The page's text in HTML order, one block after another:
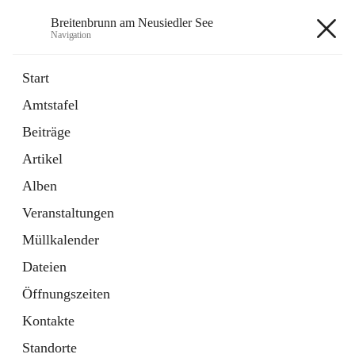
Breitenbrunn am Neusiedler See
Navigation
Start
Amtstafel
Beiträge
Artikel
Alben
Veranstaltungen
Müllkalender
Dateien
Öffnungszeiten
Kontakte
Standorte
18 Schnellzugriffe
Gemeindeservice